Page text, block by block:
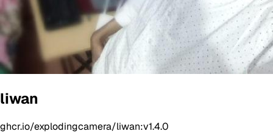
liwan
ghcr.io/explodingcamera/liwan:v1.4.0